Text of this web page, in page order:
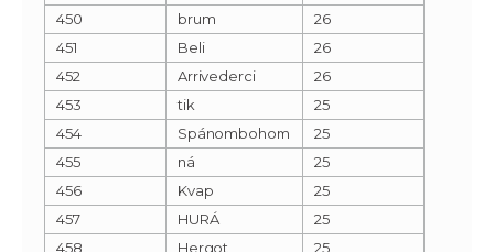
450
brum
26
451
Beli
26
452
Arrivederci
26
453
tik
25
454
Spánombohom
25
455
ná
25
456
Kvap
25
457
HURÁ
25
458
Hergot
25